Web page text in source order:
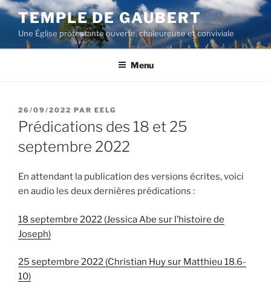
Aller
contenu
principal
TEMPLE DE GAUBERT
Une Église protestante ouverte, chaleureuse et conviviale
Menu
PUBLIÉ
LE
26/09/2022 PAR EELG
Prédications des 18 et 25
septembre 2022
En attendant la publication des versions écrites, voici
en audio les deux dernières prédications :
18 septembre 2022 (Jessica Abe sur l’histoire de
Joseph)
25 septembre 2022 (Christian Huy sur Matthieu 18.6-
10)